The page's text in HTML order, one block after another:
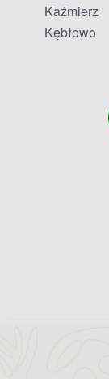
Kaźmierz
Kębłowo